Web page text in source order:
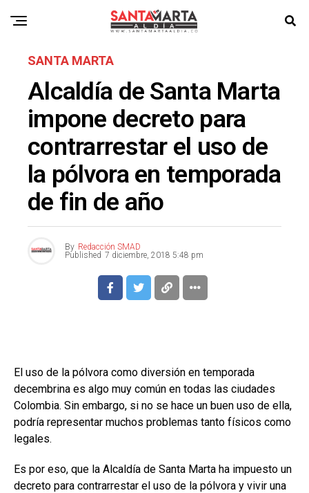
SANTA MARTA
Alcaldía de Santa Marta
impone decreto para
contrarrestar el uso de
la pólvora en temporada
de fin de año
By Redacción SMAD
Published 7 diciembre, 2018 5:48 pm
El uso de la pólvora como diversión en temporada
decembrina es algo muy común en todas las ciudades
Colombia. Sin embargo, si no se hace un buen uso de ella,
podría representar muchos problemas tanto físicos como
legales.
Es por eso, que la Alcaldía de Santa Marta ha impuesto un
decreto para contrarrestar el uso de la pólvora y vivir una